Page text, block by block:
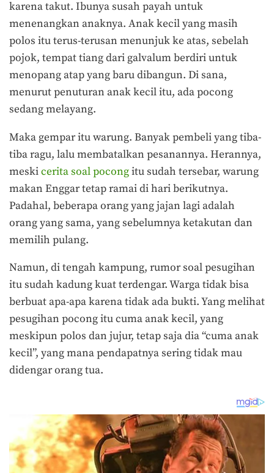
karena takut. Ibunya susah payah untuk
menenangkan anaknya. Anak kecil yang masih
polos itu terus-terusan menunjuk ke atas, sebelah
pojok, tempat tiang dari galvalum berdiri untuk
menopang atap yang baru dibangun. Di sana,
menurut penuturan anak kecil itu, ada pocong
sedang melayang.
Maka gempar itu warung. Banyak pembeli yang tiba-
tiba ragu, lalu membatalkan pesanannya. Herannya,
meskicerita soal pocongitu sudah tersebar, warung
makan Enggar tetap ramai di hari berikutnya.
Padahal, beberapa orang yang jajan lagi adalah
orang yang sama, yang sebelumnya ketakutan dan
memilih pulang.
Namun, di tengah kampung, rumor soal pesugihan
itu sudah kadung kuat terdengar. Warga tidak bisa
berbuat apa-apa karena tidak ada bukti. Yang melihat
pesugihan pocong itu cuma anak kecil, yang
meskipun polos dan jujur, tetap saja dia “cuma anak
kecil”, yang mana pendapatnya sering tidak mau
didengar orang tua.